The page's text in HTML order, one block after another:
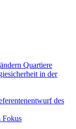
Quartiere
in der
des
Fokus